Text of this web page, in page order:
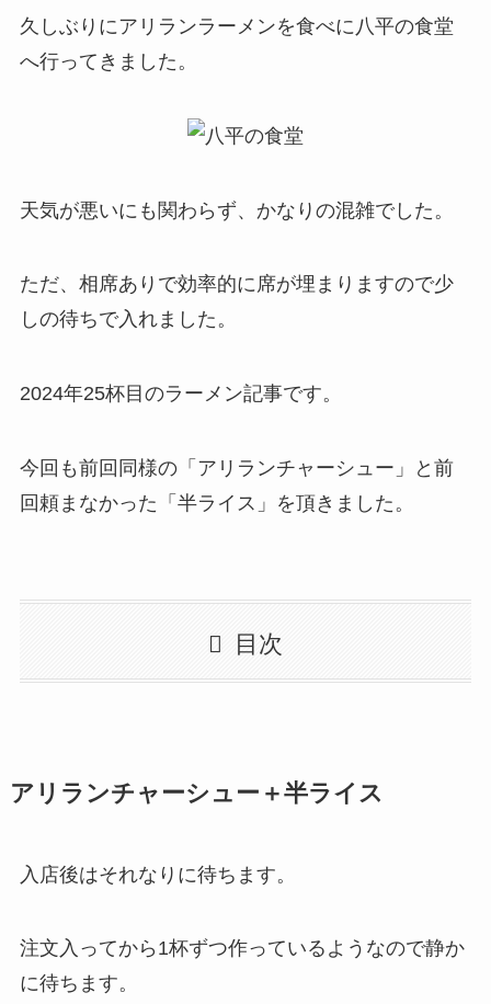
久しぶりにアリランラーメンを食べに八平の食堂
へ行ってきました。
天気が悪いにも関わらず、かなりの混雑でした。
ただ、相席ありで効率的に席が埋まりますので少
しの待ちで入れました。
2024年25杯目のラーメン記事です。
今回も前回同様の「アリランチャーシュー」と前
回頼まなかった「半ライス」を頂きました。
目次
アリランチャーシュー＋半ライス
入店後はそれなりに待ちます。
注文入ってから1杯ずつ作っているようなので静か
に待ちます。